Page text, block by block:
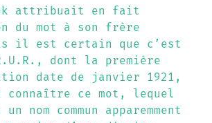
attribuait en fait
du mot à son frère
il est certain que c’est
dont la première
date de janvier 1921,
ce mot, lequel
nom commun apparemment